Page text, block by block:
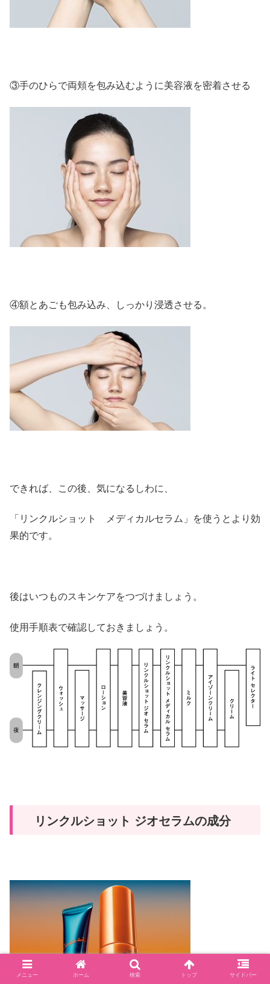
③手のひらで両頬を包み込むように美容液を密着させる
④額とあごも包み込み、しっかり浸透させる。
できれば、この後、気になるしわに、
「リンクルショット メディカルセラム」を使うとより効
果的です。
後はいつものスキンケアをつづけましょう。
使用手順表で確認しておきましょう。
リンクルショット ジオセラムの成分
メニュー ホーム 検索 トップ サイドバー